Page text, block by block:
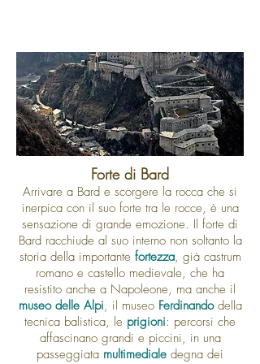
Forte di Bard
Arrivare a Bard e scorgere la rocca che si
inerpica con il suo forte tra le rocce, è una
sensazione di grande emozione. Il forte di
Bard racchiude al suo interno non soltanto la
storia della importante fortezza, già castrum
romano e castello medievale, che ha
resistito anche a Napoleone, ma anche il
museo delle Alpi, il museo Ferdinandodella
tecnica balistica, le prigioni: percorsi che
affascinano grandi e piccini, in una
passeggiata multimediale degna dei